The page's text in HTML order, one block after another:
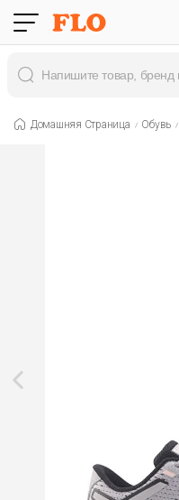
Домашняя Страница Обувь